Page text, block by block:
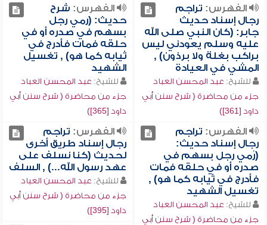
الفهرس: تراجم
رجال إسناد حديث
جابر: (كان النبي صلى الله
عليه وسلم يعودني ليس
براكب بغلة ولا برذون) ,
المشي في العيادة
للشيخ: عبد المحسن العباد
جزء من محاضرة ( شرح سنن أبي
داود [361])
الفهرس: شرح
حديث: (رمي رجل
بسهم في صدره أو في
حلقه فمات فأدرج في
ثيابه كما هو) , تغسيل
الشهيد
للشيخ: عبد المحسن العباد
جزء من محاضرة ( شرح سنن أبي
داود [365])
الفهرس: تراجم
رجال إسناد حديث:
(رُمي رجل بسهم في
صدره أو في حلقه فمات
فأدرج في ثيابه كما هو) ,
تغسيل الشهيد
للشيخ: عبد المحسن العباد
جزء من محاضرة ( شرح سنن أبي
الفهرس: تراجم
رجال إسناد طريق أخرى
لحديث (كنا نسلف على
عهد رسول الله...) , السلف
للشيخ: عبد المحسن العباد
جزء من محاضرة ( شرح سنن أبي
داود [395])